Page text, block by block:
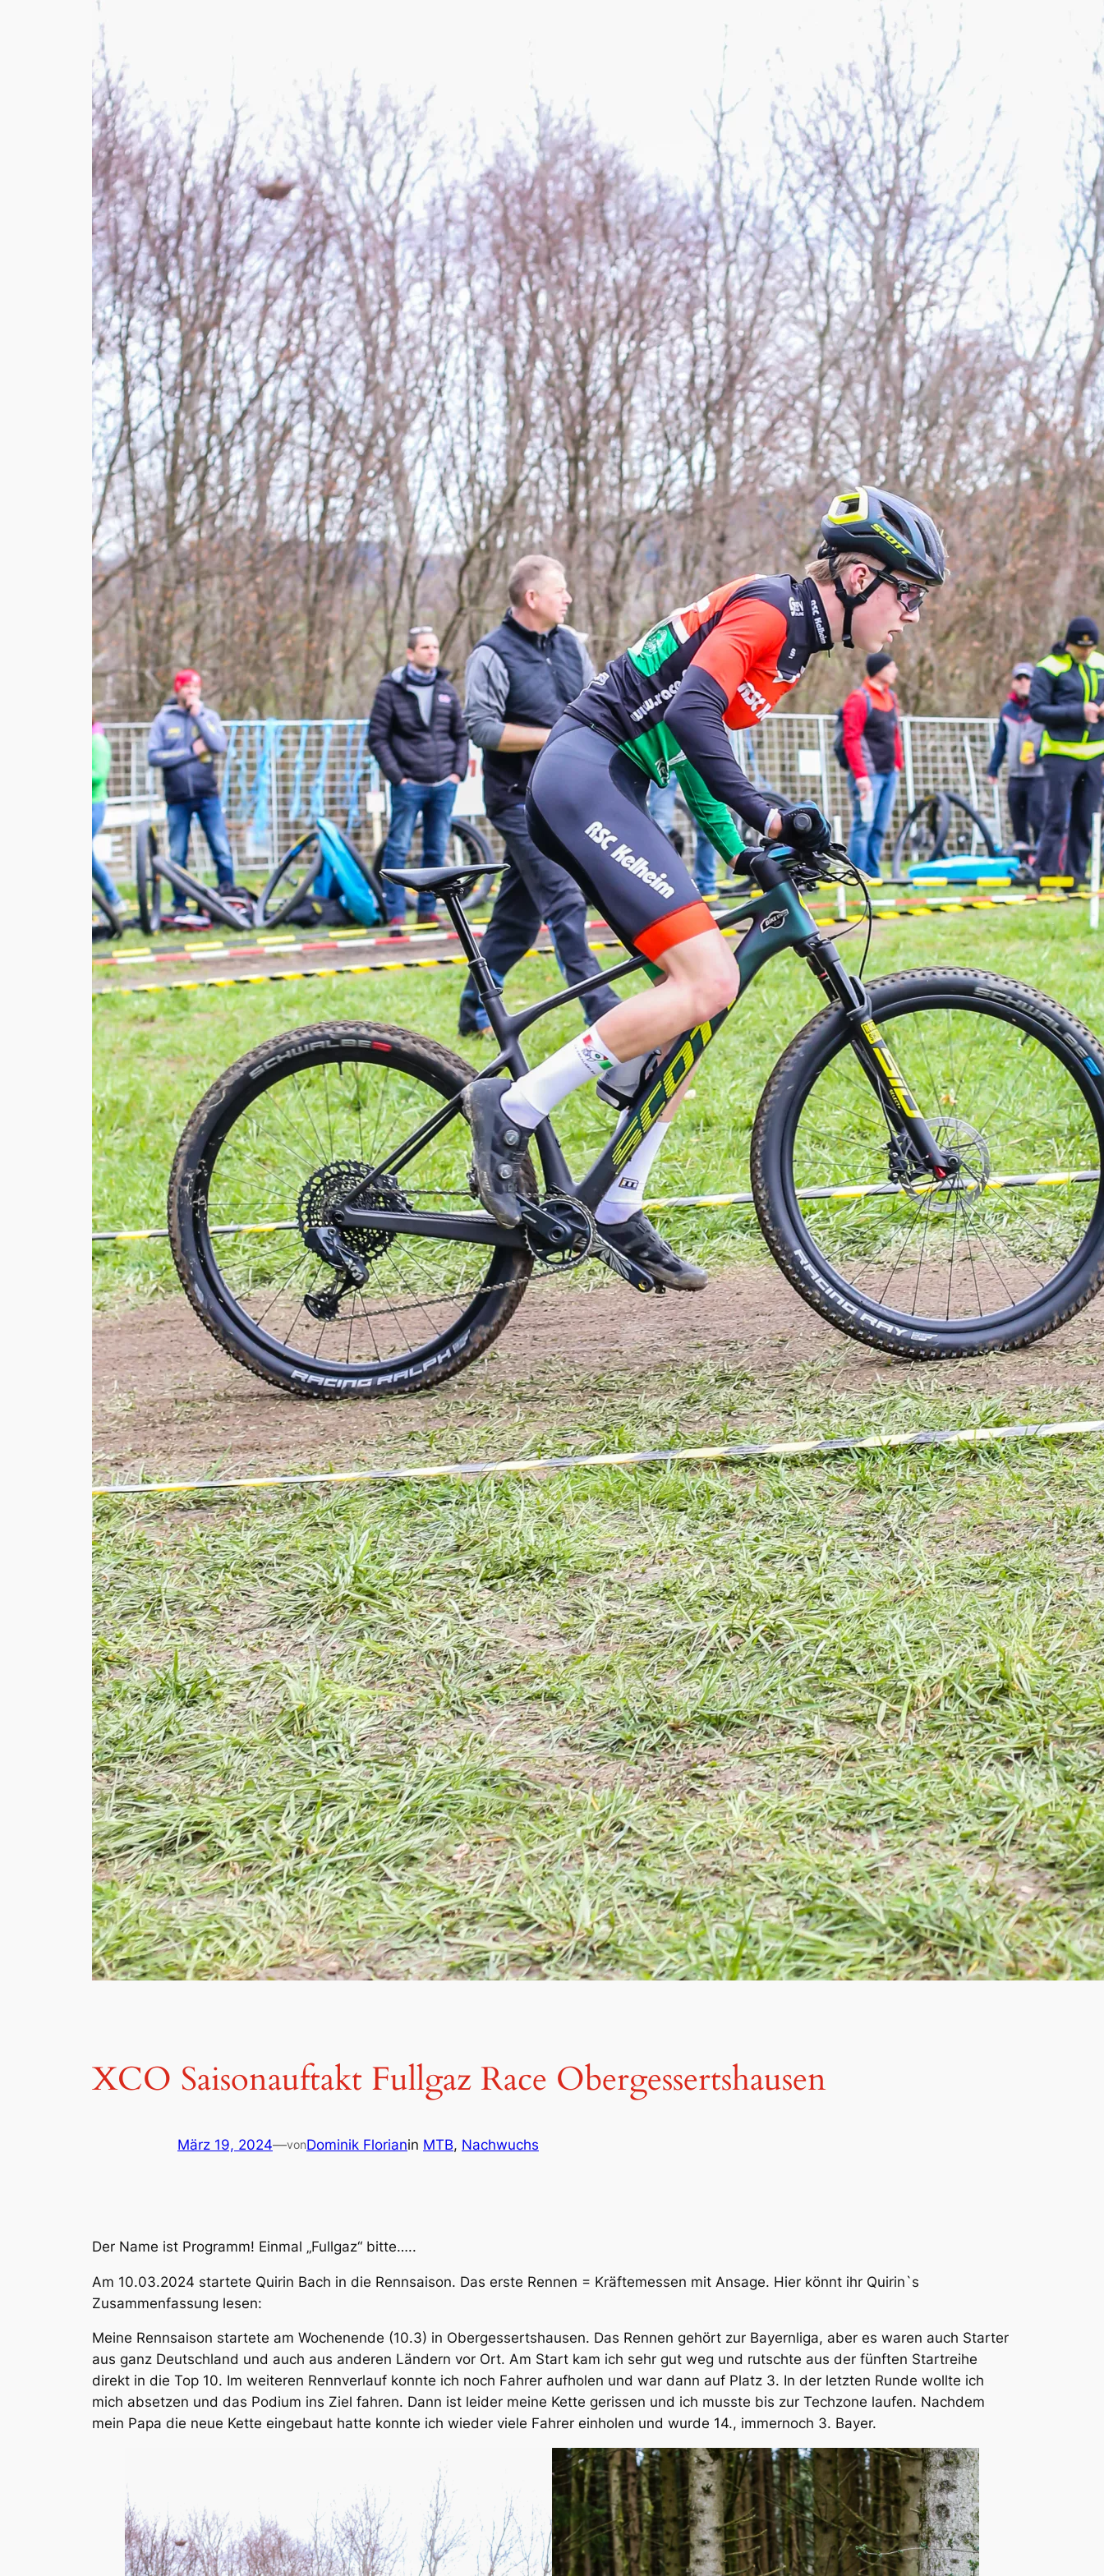
XCO Saisonauftakt Fullgaz Race Obergessertshausen
März 19, 2024—vonDominik Florianin MTB, Nachwuchs
Der Name ist Programm! Einmal „Fullgaz“ bitte…..
Am 10.03.2024 startete Quirin Bach in die Rennsaison. Das erste Rennen = Kräftemessen mit Ansage. Hier könnt ihr Quirin`s
Zusammenfassung lesen:
Meine Rennsaison startete am Wochenende (10.3) in Obergessertshausen. Das Rennen gehört zur Bayernliga, aber es waren auch Starter
aus ganz Deutschland und auch aus anderen Ländern vor Ort. Am Start kam ich sehr gut weg und rutschte aus der fünften Startreihe
direkt in die Top 10. Im weiteren Rennverlauf konnte ich noch Fahrer aufholen und war dann auf Platz 3. In der letzten Runde wollte ich
mich absetzen und das Podium ins Ziel fahren. Dann ist leider meine Kette gerissen und ich musste bis zur Techzone laufen. Nachdem
mein Papa die neue Kette eingebaut hatte konnte ich wieder viele Fahrer einholen und wurde 14., immernoch 3. Bayer.